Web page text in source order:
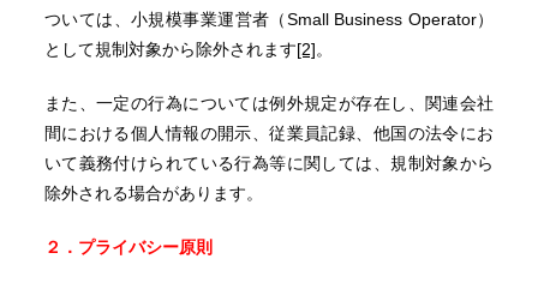
ついては、小規模事業運営者（Small Business Operator）
として規制対象から除外されます[2]。
また、一定の行為については例外規定が存在し、関連会社
間における個人情報の開示、従業員記録、他国の法令にお
いて義務付けられている行為等に関しては、規制対象から
除外される場合があります。
２．プライバシー原則